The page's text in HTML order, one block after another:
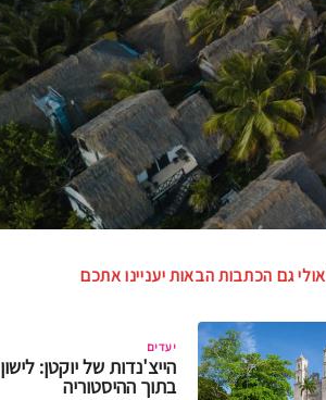
אולי גם הכתבות הבאות יעניינו אתכם
יעדים
הייצ'נדות של יוקטן: לישון
בתוך ההיסטוריה